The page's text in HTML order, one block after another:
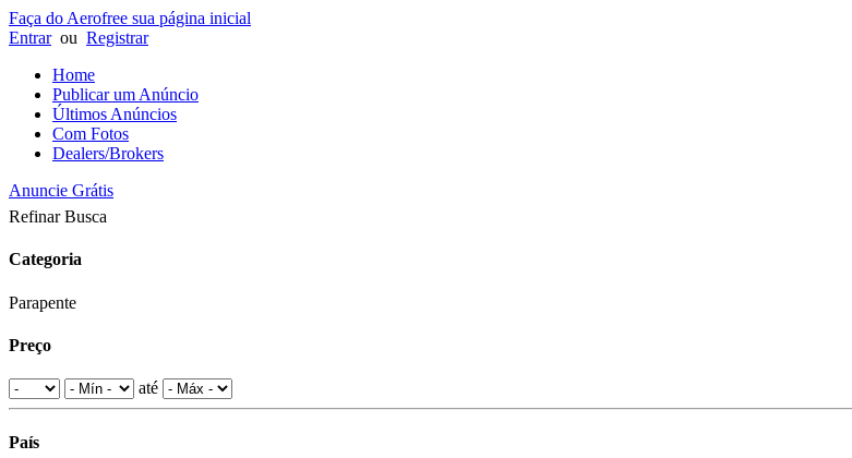
Faça do Aerofree sua página inicial
Entrarou Registrar
Home
Publicar um Anúncio
Últimos Anúncios
Com Fotos
Dealers/Brokers
Anuncie Grátis
Refinar Busca
Categoria
Parapente
Preço
até
País